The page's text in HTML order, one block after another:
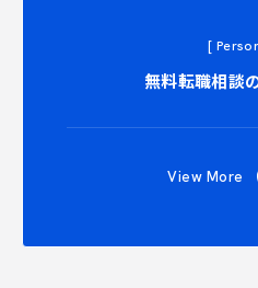
[
無料転職相談
View More